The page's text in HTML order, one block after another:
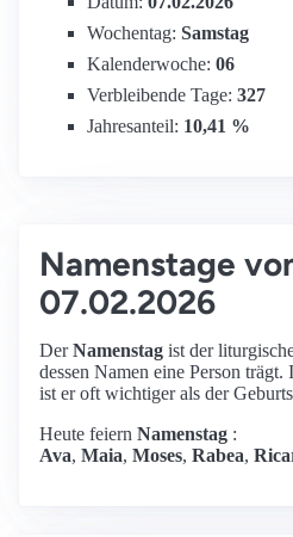
Wochentag: Samstag
Kalenderwoche: 06
Verbleibende Tage: 327
Jahresanteil: 10,41 %
Namenstage
07.02.2026
DerNamenstag ist der
dessen Namen eine Person
ist er oft wichtiger als der
Heute feiern Namenstag :
Ava, Maia, Moses, Rabea,